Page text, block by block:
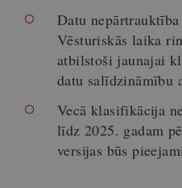
Datu
Vēsturiskās laika
atbilstoši jaunajai
datu salīdzināmību
Vecā klasifikācija
līdz 2025. gadam
versijas būs